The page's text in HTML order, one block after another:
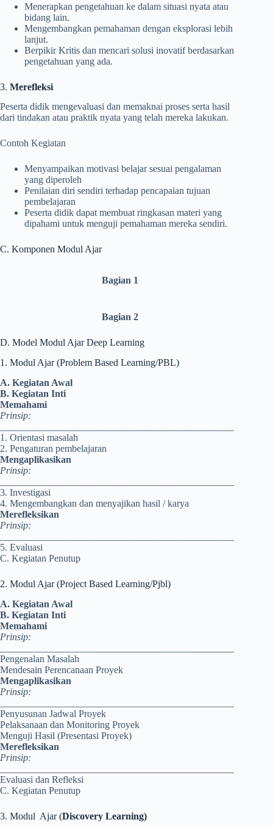
Menerapkan pengetahuan ke dalam situasi nyata atau
bidang lain.
Mengembangkan pemahaman dengan eksplorasi lebih
lanjut.
Berpikir Kritis dan mencari solusi inovatif berdasarkan
pengetahuan yang ada.
3. Merefleksi
Peserta didik mengevaluasi dan memaknai proses serta hasil
dari tindakan atau praktik nyata yang telah mereka lakukan.
Contoh Kegiatan
Menyampaikan motivasi belajar sesuai pengalaman
yang diperoleh
Penilaian diri sendiri terhadap pencapaian tujuan
pembelajaran
Peserta didik dapat membuat ringkasan materi yang
dipahami untuk menguji pemahaman mereka sendiri.
C. Komponen Modul Ajar
Bagian 1
Bagian 2
D. Model Modul Ajar Deep Learning
1. Modul Ajar (Problem Based Learning/PBL)
A. Kegiatan Awal
B. Kegiatan Inti
Memahami
Prinsip:
1. Orientasi masalah
2. Pengaturan pembelajaran
Mengaplikasikan
Prinsip:
3. Investigasi
4. Mengembangkan dan menyajikan hasil / karya
Merefleksikan
Prinsip:
5. Evaluasi
C. Kegiatan Penutup
2. Modul Ajar (Project Based Learning/Pjbl)
A. Kegiatan Awal
B. Kegiatan Inti
Memahami
Prinsip:
Pengenalan Masalah
Mendesain Perencanaan Proyek
Mengaplikasikan
Prinsip:
Penyusunan Jadwal Proyek
Pelaksanaan dan Monitoring Proyek
Menguji Hasil (Presentasi Proyek)
Merefleksikan
Prinsip:
Evaluasi dan Refleksi
C. Kegiatan Penutup
3. Modul Ajar (Discovery Learning)